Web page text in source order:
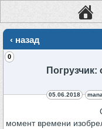
‹ назад
0
Погрузчик:
05.06.2018
момент времени